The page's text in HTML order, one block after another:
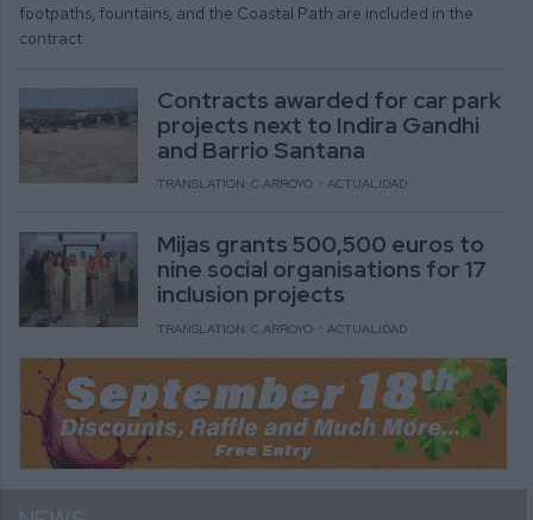
footpaths, fountains, and the Coastal Path are included in the
contract
Contracts awarded for car park
projects next to Indira Gandhi
and Barrio Santana
TRANSLATION: C.ARROYO ACTUALIDAD
Mijas grants 500,500 euros to
nine social organisations for 17
inclusion projects
TRANSLATION: C.ARROYO ACTUALIDAD